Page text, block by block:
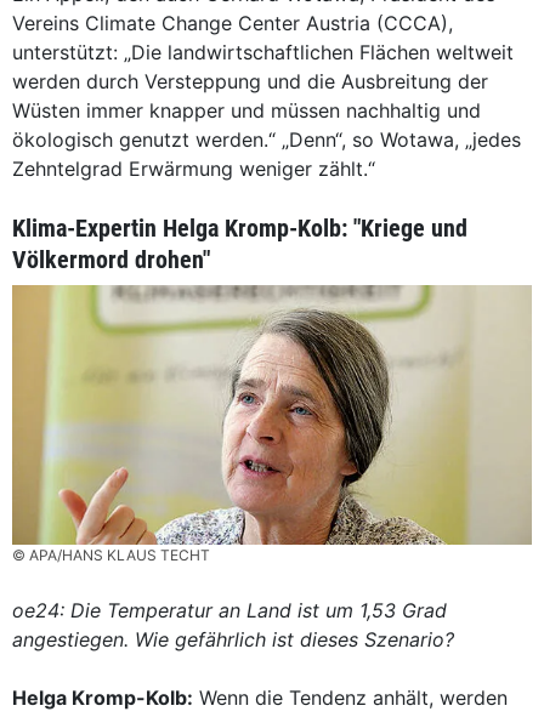
Vereins Climate Change Center Austria (CCCA),
unterstützt: „Die landwirtschaftlichen Flächen weltweit
werden durch Versteppung und die Ausbreitung der
Wüsten immer knapper und müssen nachhaltig und
ökologisch genutzt werden.“ „Denn“, so Wotawa, „jedes
Zehntelgrad Erwärmung weniger zählt.“
Klima-Expertin Helga Kromp-Kolb: "Kriege und
Völkermord drohen"
© APA/HANS KLAUS TECHT
oe24: Die Temperatur an Land ist um 1,53 Grad
angestiegen. Wie gefährlich ist dieses Szenario?
Helga Kromp-Kolb: Wenn die Tendenz anhält, werden